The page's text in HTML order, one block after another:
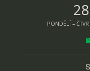
PONDĚLÍ –